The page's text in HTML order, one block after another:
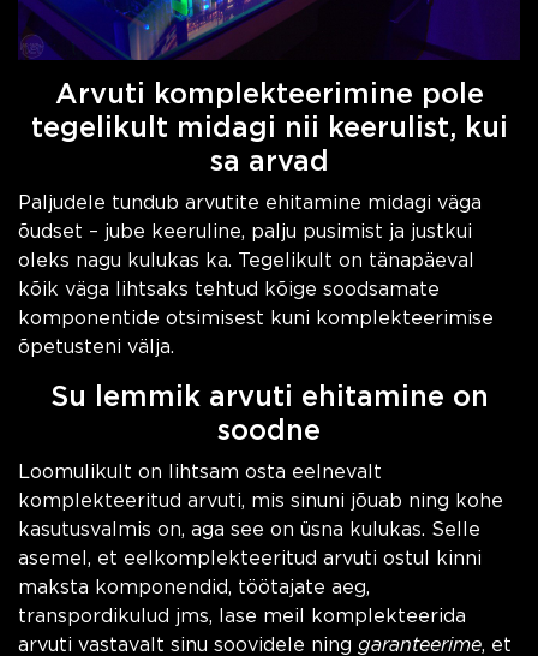
Arvuti komplekteerimine pole
tegelikult midagi nii keerulist, kui
sa arvad
Paljudele tundub arvutite ehitamine midagi väga
õudset – jube keeruline, palju pusimist ja justkui
oleks nagu kulukas ka. Tegelikult on tänapäeval
kõik väga lihtsaks tehtud kõige soodsamate
komponentide otsimisest kuni komplekteerimise
õpetusteni välja.
Su lemmik arvuti ehitamine on
soodne
Loomulikult on lihtsam osta eelnevalt
komplekteeritud arvuti, mis sinuni jõuab ning kohe
kasutusvalmis on, aga see on üsna kulukas. Selle
asemel, et eelkomplekteeritud arvuti ostul kinni
maksta komponendid, töötajate aeg,
transpordikulud jms, lase meil komplekteerida
arvuti vastavalt sinu soovidele ning garanteerime, et